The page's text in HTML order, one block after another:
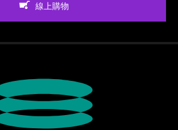
線上購物